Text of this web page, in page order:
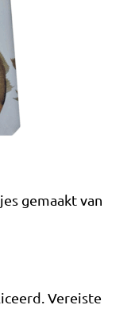
gemaakt van
Vereiste